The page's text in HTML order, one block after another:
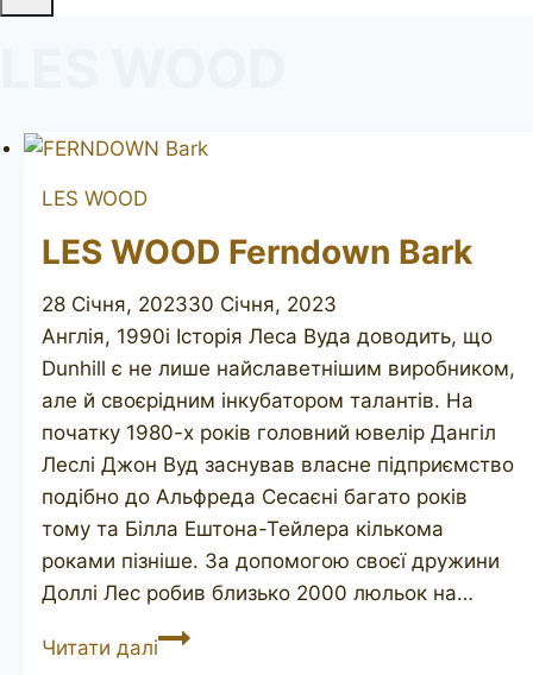
LES WOOD
LES WOOD Ferndown Bark
28 Січня, 202330 Січня, 2023
Англія, 1990і Історія Леса Вуда доводить, що
Dunhill є не лише найславетнішим виробником,
але й своєрідним інкубатором талантів. На
початку 1980-х років головний ювелір Дангіл
Леслі Джон Вуд заснував власне підприємство
подібно до Альфреда Сесаєні багато років
тому та Білла Ештона-Тейлера кількома
роками пізніше. За допомогою своєї дружини
Доллі Лес робив близько 2000 люльок на…
Читати даліLES